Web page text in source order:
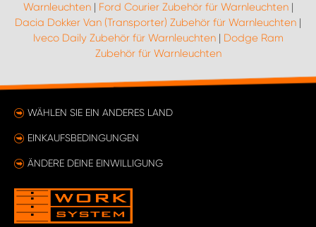
Warnleuchten| Ford Courier Zubehör für Warnleuchten|
Dacia Dokker Van (Transporter) Zubehör für Warnleuchten |
Iveco Daily Zubehör für Warnleuchten| Dodge Ram
Zubehör für Warnleuchten
WÄHLEN SIE EIN ANDERES LAND
EINKAUFSBEDINGUNGEN
ÄNDERE DEINE EINWILLIGUNG